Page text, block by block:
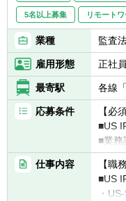
5名以上募集 リモート
業種 監査
雇用形態 正社員
最寄駅 各線
応募条件
【必
■US
■業務
ル
■チ
■高い
仕事内容
【職
■US
・